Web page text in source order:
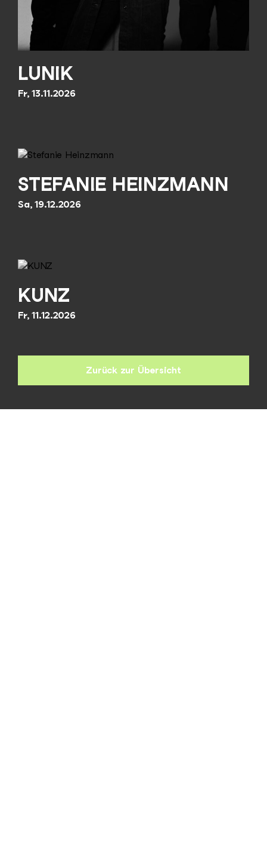
LUNIK
Fr, 13.11.2026
STEFANIE HEINZMANN
Sa, 19.12.2026
KUNZ
Fr, 11.12.2026
Zurück zur Übersicht